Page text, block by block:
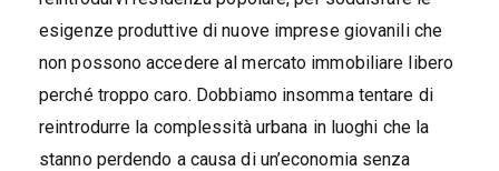
esigenze produttive di nuove imprese giovanili che
non possono accedere al mercato immobiliare libero
perché troppo caro. Dobbiamo insomma tentare di
reintrodurre la complessità urbana in luoghi che la
stanno perdendo a causa di un’economia senza